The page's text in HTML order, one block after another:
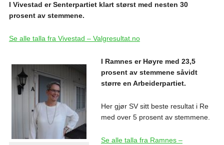
I Vivestad er Senterpartiet klart størst med nesten 30
prosent av stemmene.
Se alle talla fra Vivestad – Valgresultat.no
I Ramnes er Høyre med 23,5
prosent av stemmene såvidt
større en Arbeiderpartiet.
Her gjør SV sitt beste resultat i Re
med over 5 prosent av stemmene.
Se alle talla fra Ramnes –